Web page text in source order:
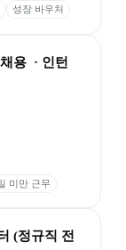
성장 바우처
용  · 인턴
미만 근무
(정규직 전